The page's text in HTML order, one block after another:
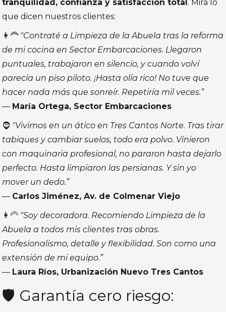
tranquilidad, confianza y satisfacción total . Mira lo
que dicen nuestros clientes:
👩‍🦰 "Contraté a Limpieza de la Abuela tras la reforma
de mi cocina en Sector Embarcaciones. Llegaron
puntuales, trabajaron en silencio, y cuando volví
parecía un piso piloto. ¡Hasta olía rico! No tuve que
hacer nada más que sonreír. Repetiría mil veces.”
— María Ortega, Sector Embarcaciones
🧔 "Vivimos en un ático en Tres Cantos Norte. Tras tirar
tabiques y cambiar suelos, todo era polvo. Vinieron
con maquinaria profesional, no pararon hasta dejarlo
perfecto. Hasta limpiaron las persianas. Y sin yo
mover un dedo.”
— Carlos Jiménez, Av. de Colmenar Viejo
👩‍🦳 "Soy decoradora. Recomiendo Limpieza de la
Abuela a todos mis clientes tras obras.
Profesionalismo, detalle y flexibilidad. Son como una
extensión de mi equipo.”
— Laura Ríos, Urbanización Nuevo Tres Cantos
🛡️ Garantía cero riesgo: